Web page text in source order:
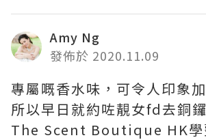
Amy Ng
發佈於 2020.11.09
專屬嘅香水味，可令人印象加
所以早日就約咗靚女fd去銅
The Scent Boutique HK學